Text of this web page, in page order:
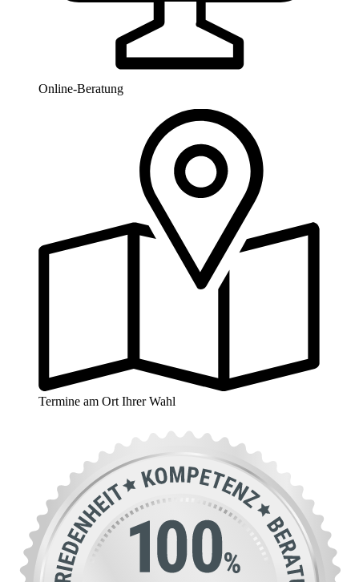
Online-Beratung
Termine am Ort Ihrer Wahl